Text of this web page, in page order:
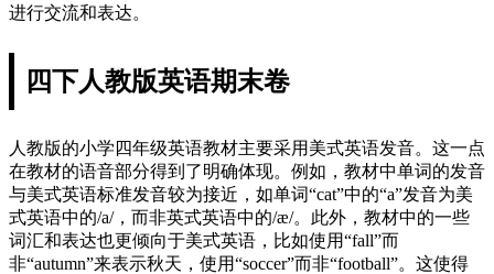
进行交流和表达。
四下人教版英语期末卷
人教版的小学四年级英语教材主要采用美式英语发音。这一点
在教材的语音部分得到了明确体现。例如，教材中单词的发音
与美式英语标准发音较为接近，如单词“cat”中的“a”发音为美
式英语中的/a/，而非英式英语中的/æ/。此外，教材中的一些
词汇和表达也更倾向于美式英语，比如使用“fall”而
非“autumn”来表示秋天，使用“soccer”而非“football”。这使得